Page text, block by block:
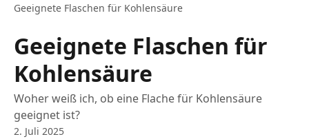
Geeignete Flaschen für Kohlensäure
Geeignete Flaschen für
Kohlensäure
Woher weiß ich, ob eine Flache für Kohlensäure
geeignet ist?
2. Juli 2025